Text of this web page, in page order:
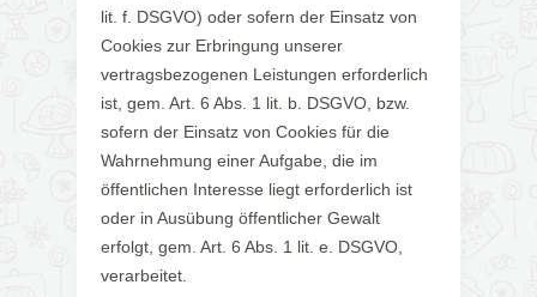
lit. f. DSGVO) oder sofern der Einsatz von
Cookies zur Erbringung unserer
vertragsbezogenen Leistungen erforderlich
ist, gem. Art. 6 Abs. 1 lit. b. DSGVO, bzw.
sofern der Einsatz von Cookies für die
Wahrnehmung einer Aufgabe, die im
öffentlichen Interesse liegt erforderlich ist
oder in Ausübung öffentlicher Gewalt
erfolgt, gem. Art. 6 Abs. 1 lit. e. DSGVO,
verarbeitet.